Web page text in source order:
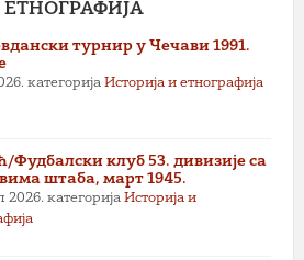
турнир у Чечави 1991.
категорија Историја и етнографија
Фудбалски клуб 53. дивизије са
штаба, март 1945.
2026. категорија Историја и